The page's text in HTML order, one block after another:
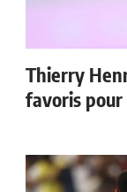
Thierry
favoris